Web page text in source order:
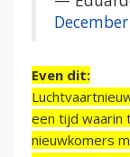
Even dit:
een tijd waarin
nieuwkomers